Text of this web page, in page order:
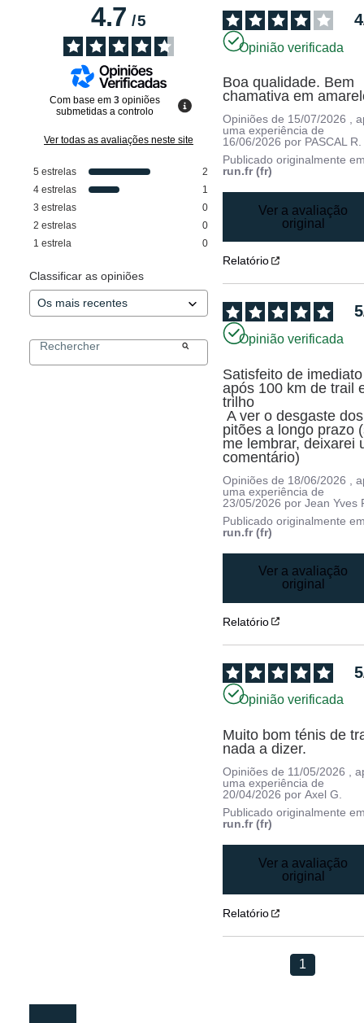
4.7/5
Com base em 3 opiniões
submetidas a controlo
Ver todas as avaliações neste site
5 estrelas
2
4 estrelas
1
3 estrelas
0
2 estrelas
0
1 estrela 0
Classificar as opiniões
4
Opinião verificada
Boa qualidade. Bem
chamativa em
Opiniões de 15/07/2026
,
uma experiência de
16/06/2026 por PASCAL R.
Publicado originalmente
run.fr (fr)
Ver a avaliação
original
Relatório
5
Opinião verificada
Satisfeito de imediato
após 100 km de trail
trilho
A ver o desgaste dos
pitões a longo prazo
me lembrar, deixarei
comentário)
Opiniões de 18/06/2026
,
uma experiência de
23/05/2026 porJean Yves
Publicado originalmente
run.fr (fr)
Ver a avaliação
original
Relatório
5
Opinião verificada
Muito bom ténis de
nada a dizer.
Opiniões de 11/05/2026
,
uma experiência de
20/04/2026 porAxel G.
Publicado originalmente
run.fr (fr)
Ver a avaliação
original
Relatório
1